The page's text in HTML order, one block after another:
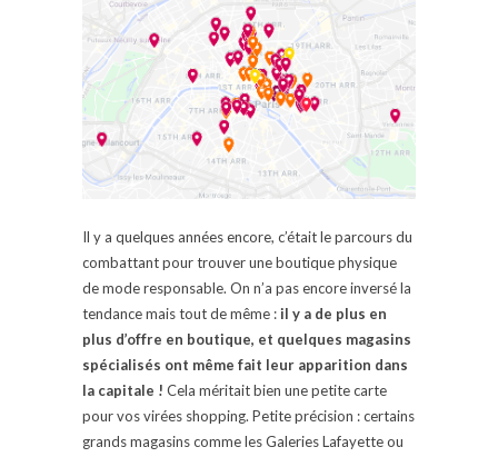
Il y a quelques années encore, c’était le parcours du
combattant pour trouver une boutique physique
de mode responsable. On n’a pas encore inversé la
tendance mais tout de même : il y a de plus en
plus d’offre en boutique, et quelques magasins
spécialisés ont même fait leur apparition dans
la capitale ! Cela méritait bien une petite carte
pour vos virées shopping. Petite précision : certains
grands magasins comme les Galeries Lafayette ou